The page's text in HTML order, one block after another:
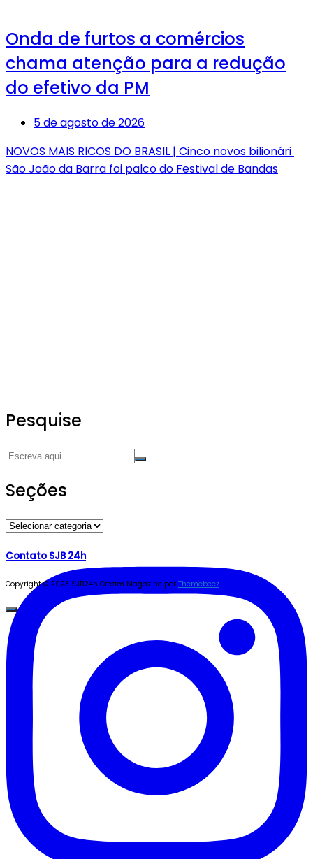
Onda de furtos a comércios
chama atenção para a redução
do efetivo da PM
5 de agosto de 2026
NOVOS MAIS RICOS DO BRASIL | Cinco novos bilionári
São João da Barra foi palco do Festival de Bandas
Pesquise
Seções
Seções
Contato SJB 24h
Copyright © 2023 SJB24h Cream Magazine por Themebeez